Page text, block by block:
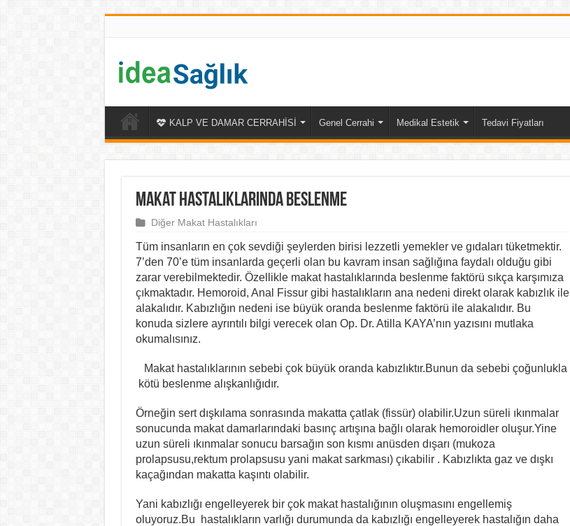
KALP VE DAMAR CERRAHİSİ Genel Cerrahi Medikal Estetik Tedavi Fiyatları
Makat Hastalıklarında Beslenme
Diğer Makat Hastalıkları
Tüm insanların en çok sevdiği şeylerden birisi lezzetli yemekler ve gıdaları tüketmektir.
7’den 70’e tüm insanlarda geçerli olan bu kavram insan sağlığına faydalı olduğu gibi
zarar verebilmektedir. Özellikle makat hastalıklarında beslenme faktörü sıkça karşımıza
çıkmaktadır. Hemoroid, Anal Fissur gibi hastalıkların ana nedeni direkt olarak kabızlık ile
alakalıdır. Kabızlığın nedeni ise büyük oranda beslenme faktörü ile alakalıdır. Bu
konuda sizlere ayrıntılı bilgi verecek olan Op. Dr. Atilla KAYA’nın yazısını mutlaka
okumalısınız.
Makat hastalıklarının sebebi çok büyük oranda kabızlıktır.Bunun da sebebi çoğunlukla
kötü beslenme alışkanlığıdır.
Örneğin sert dışkılama sonrasında makatta çatlak (fissür) olabilir.Uzun süreli ıkınmalar
sonucunda makat damarlarındaki basınç artışına bağlı olarak hemoroidler oluşur.Yine
uzun süreli ıkınmalar sonucu barsağın son kısmı anüsden dışarı (mukoza
prolapsusu,rektum prolapsusu yani makat sarkması) çıkabilir . Kabızlıkta gaz ve dışkı
kaçağından makatta kaşıntı olabilir.
Yani kabızlığı engelleyerek bir çok makat hastalığının oluşmasını engellemiş
oluyoruz.Bu hastalıkların varlığı durumunda da kabızlığı engelleyerek hastalığın daha